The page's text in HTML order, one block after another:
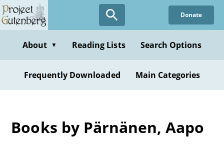
Skip
to
content
Donate
About ▼ Reading Lists Search Options
Frequently Downloaded Main Categories
Books by Pärnänen, Aapo